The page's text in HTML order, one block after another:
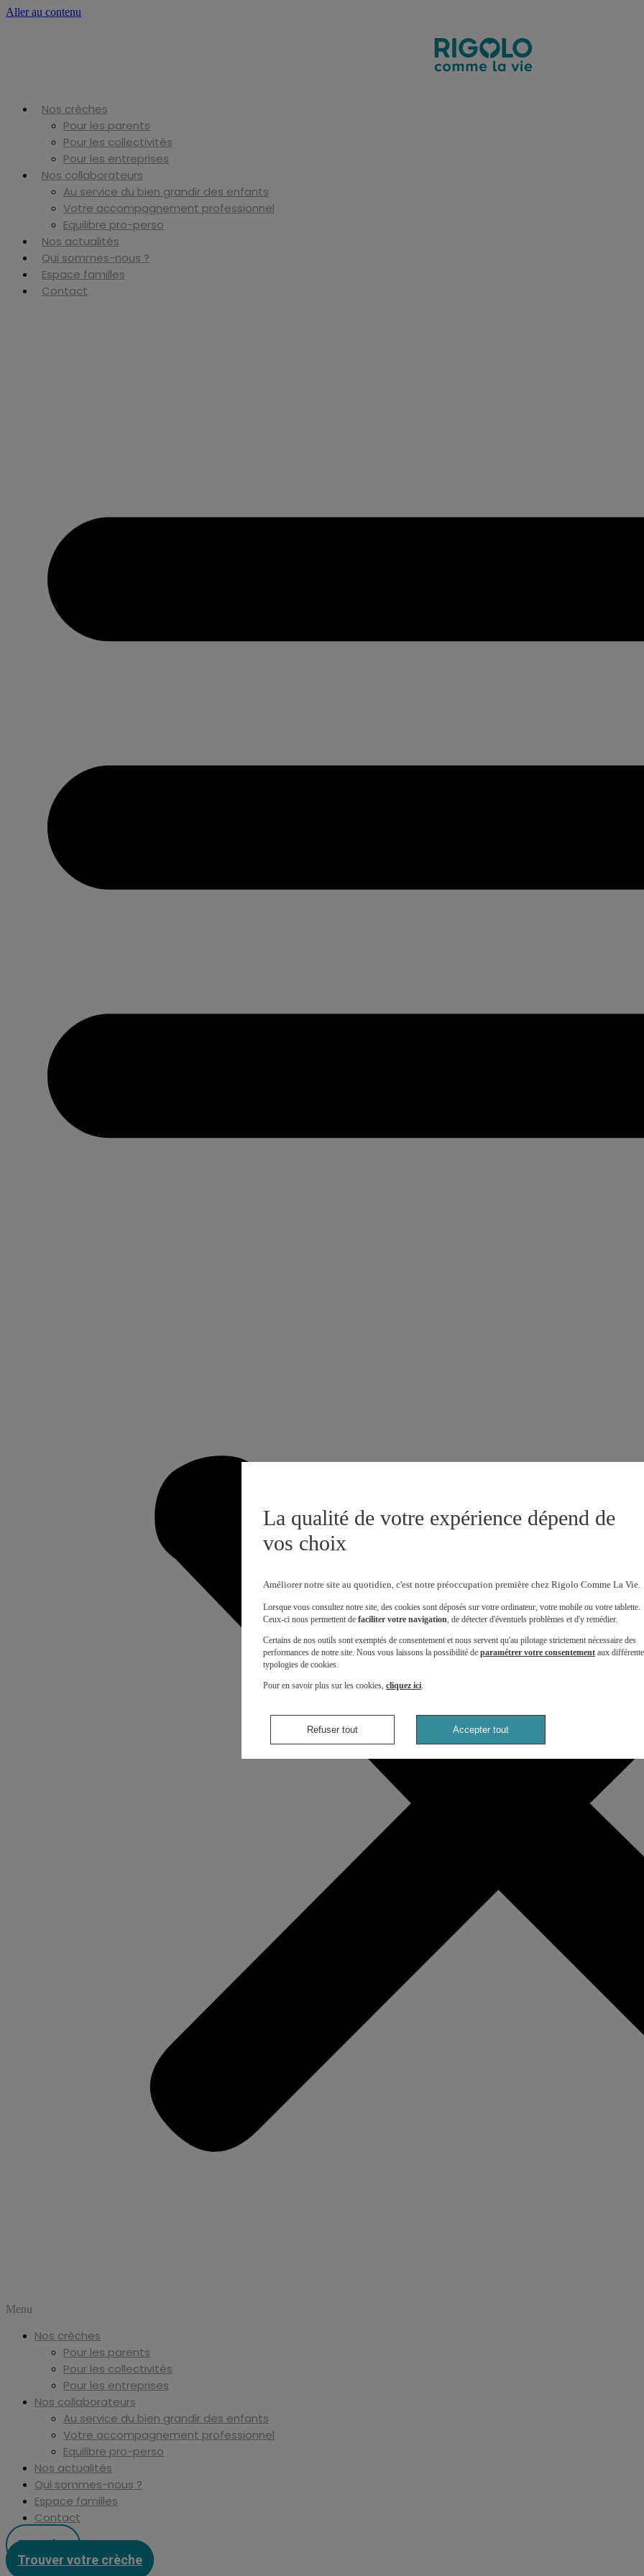
Aller au contenu
Nos crèches
Pour les parents
Pour les collectivités
Pour les entreprises
Nos collaborateurs
Au service du bien grandir des enfants
Votre accompagnement professionnel
Equilibre pro-perso
Nos actualités
Qui sommes-nous ?
Espace familles
Contact
Menu
Nos crèches
Pour les parents
Pour les collectivités
Pour les entreprises
Nos collaborateurs
Au service du bien grandir des enfants
Votre accompagnement professionnel
Equilibre pro-perso
Nos actualités
Qui sommes-nous ?
Espace familles
Contact
Postuler
Trouver votre crèche
La qualité de votre expérience dépend de
vos choix
Améliorer notre site au quotidien, c'est notre préoccupation première chez Rigolo Comme La Vie.
Lorsque vous consultez notre site, des cookies sont déposés sur votre ordinateur, votre mobile ou votre tablette.
Ceux-ci nous permettent de faciliter votre navigation , de détecter d'éventuels problèmes et d'y remédier.
Certains de nos outils sont exemptés de consentement et nous servent qu'au pilotage strictement nécessaire des
performances de notre site. Nous vous laissons la possibilité de paramétrer votre consentement aux
typologies de cookies.
Pour en savoir plus sur les cookies, cliquez ici
Refuser tout Accepter tout